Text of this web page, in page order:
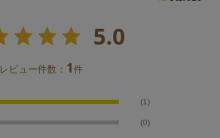
5.0
レビュー件数： 1件
(1)
(0)